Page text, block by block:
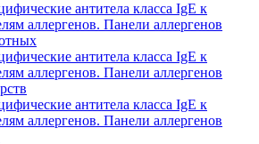
антитела класса IgE к
аллергенов. Панели аллергенов
антитела класса IgE к
аллергенов. Панели аллергенов
антитела класса IgE к
аллергенов. Панели аллергенов